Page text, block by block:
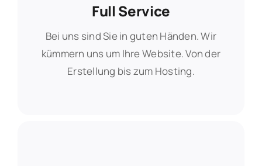
Full Service
Bei uns sind Sie in guten Händen. Wir
kümmern uns um Ihre Website. Von der
Erstellung bis zum Hosting.
Full Service
Bei uns sind Sie in guten Händen. Wir
kümmern uns um Ihre Website. Von der
Erstellung bis zum Hosting.